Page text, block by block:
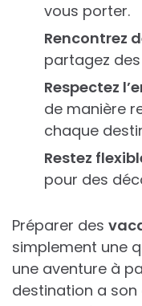
vous porter.
Rencontrez
partagez
Respectez
de manière
chaque
Restez
pour des
Préparer des
simplement une
une aventure à
destination a son